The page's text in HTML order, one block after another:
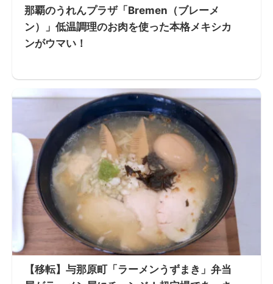
那覇のうれんプラザ「Bremen（ブレーメ
ン）」低温調理のお肉を使った本格メキシカ
ンがウマい！
【移転】与那原町「ラーメンうずまき」弁当